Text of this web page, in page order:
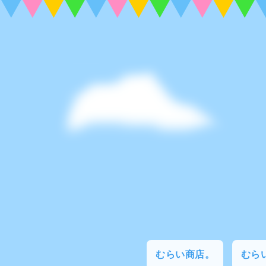
むらい商店。 むら